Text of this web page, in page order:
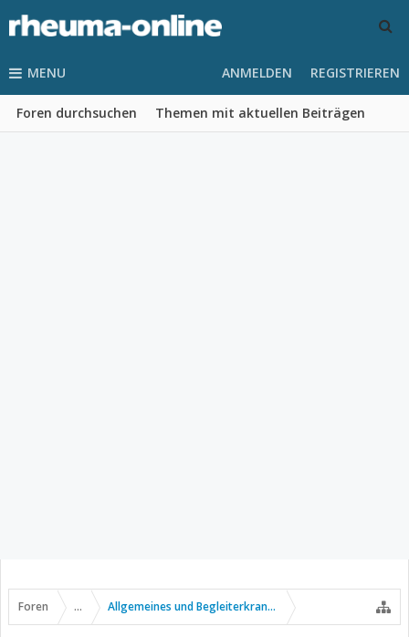
MENU
Foren durchsuchen Themen mit aktuellen Beiträgen
ANMELDEN REGISTRIEREN
Foren ... Allgemeines und Begleiterkrankungen